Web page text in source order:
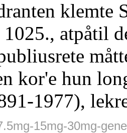
atpåtil
kor'e hun
1977),
15mg-30mg-